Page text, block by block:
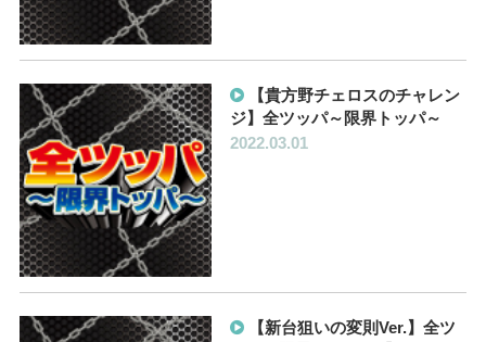
【貴方野チェロスのチャレン
ジ】全ツッパ～限界トッパ～
2022.03.01
【新台狙いの変則Ver.】全ツ